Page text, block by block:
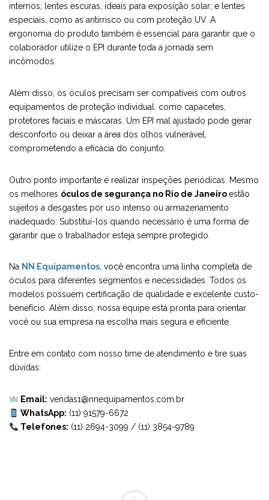
internos; lentes escuras, ideais para exposição solar; e lentes
especiais, como as antirrisco ou com proteção UV. A
ergonomia do produto também é essencial para garantir que o
colaborador utilize o EPI durante toda a jornada sem
incômodos.
Além disso, os óculos precisam ser compatíveis com outros
equipamentos de proteção individual, como capacetes,
protetores faciais e máscaras. Um EPI mal ajustado pode gerar
desconforto ou deixar a área dos olhos vulnerável,
comprometendo a eficácia do conjunto.
Outro ponto importante é realizar inspeções periódicas. Mesmo
os melhores óculos de segurança no Rio de Janeiroestão
sujeitos a desgastes por uso intenso ou armazenamento
inadequado. Substituí-los quando necessário é uma forma de
garantir que o trabalhador esteja sempre protegido.
Na NN Equipamentos, você encontra uma linha completa de
óculos para diferentes segmentos e necessidades. Todos os
modelos possuem certificação de qualidade e excelente custo-
benefício. Além disso, nossa equipe está pronta para orientar
você ou sua empresa na escolha mais segura e eficiente.
Entre em contato com nosso time de atendimento e tire suas
dúvidas:
Email: vendas1@nnequipamentos.com.br
WhatsApp: (11) 91579-6672
Telefones: (11) 2694-3099 / (11) 3854-9789